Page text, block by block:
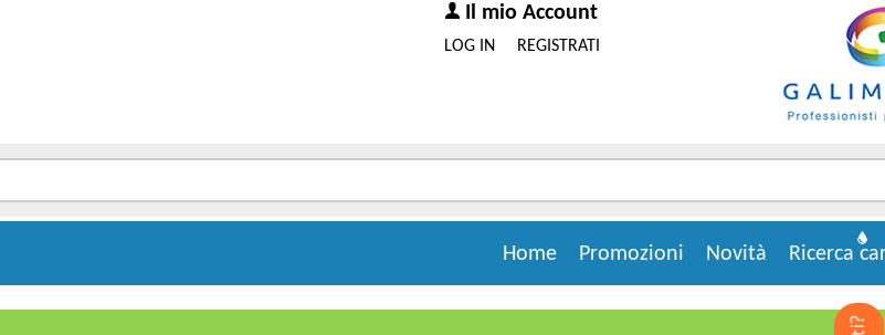
Il mio Account
REGISTRATI
LOG IN
Ricerca
Novità
Promozioni
Home